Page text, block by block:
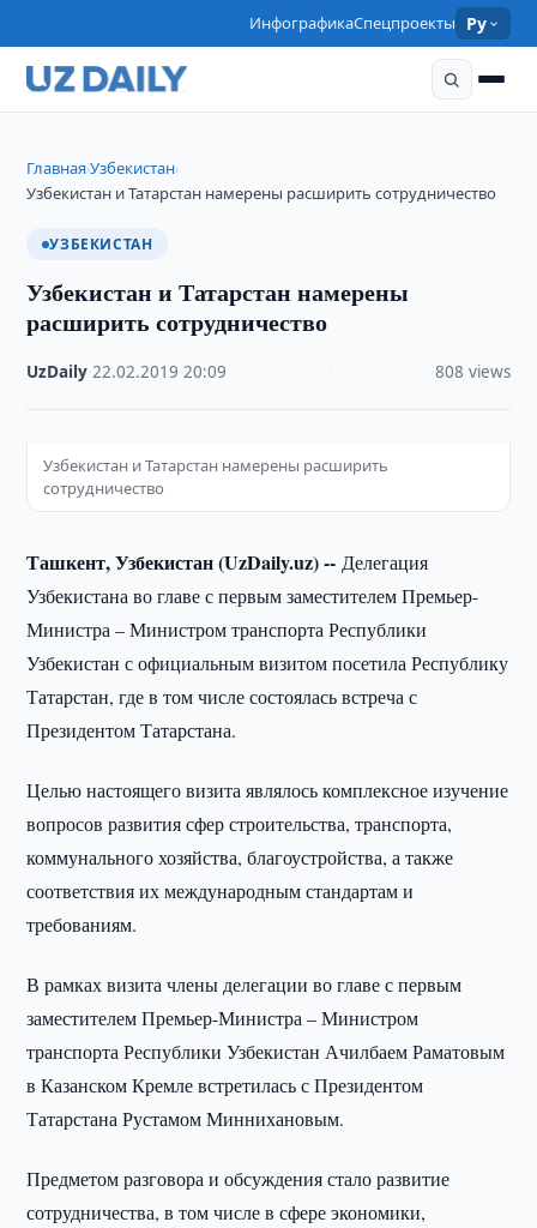
ИнфографикаСпецпроекты Ру
Главная›Узбекистан›
Узбекистан и Татарстан намерены расширить сотрудничество
УЗБЕКИСТАН
Узбекистан и Татарстан намерены
расширить сотрудничество
UzDaily ·22.02.2019 ·20:09 808 views
Узбекистан и Татарстан намерены расширить
сотрудничество
Ташкент, Узбекистан (UzDaily.uz) --Делегация
Узбекистана во главе с первым заместителем Премьер-
Министра – Министром транспорта Республики
Узбекистан с официальным визитом посетила Республику
Татарстан, где в том числе состоялась встреча с
Президентом Татарстана.
Целью настоящего визита являлось комплексное изучение
вопросов развития сфер строительства, транспорта,
коммунального хозяйства, благоустройства, а также
соответствия их международным стандартам и
требованиям.
В рамках визита члены делегации во главе с первым
заместителем Премьер-Министра – Министром
транспорта Республики Узбекистан Ачилбаем Раматовым
в Казанском Кремле встретилась с Президентом
Татарстана Рустамом Миннихановым.
Предметом разговора и обсуждения стало развитие
сотрудничества, в том числе в сфере экономики,